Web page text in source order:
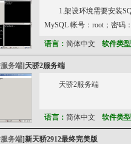
1.架设环境需要安装
MySQL 帐号：root；密码
语言： 简体中文 软件类型
务端] 天骄2服务端
天骄2服务端
语言： 简体中文 软件类型
务端]新天骄2912最终完美版